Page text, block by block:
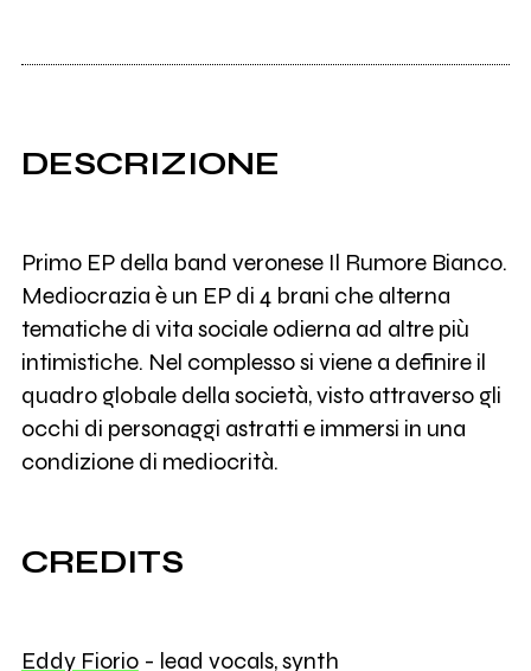
DESCRIZIONE
Primo EP della band veronese Il Rumore Bianco.
Mediocrazia è un EP di 4 brani che alterna
tematiche di vita sociale odierna ad altre più
intimistiche. Nel complesso si viene a definire il
quadro globale della società, visto attraverso gli
occhi di personaggi astratti e immersi in una
condizione di mediocrità.
CREDITS
Eddy Fiorio- lead vocals, synth